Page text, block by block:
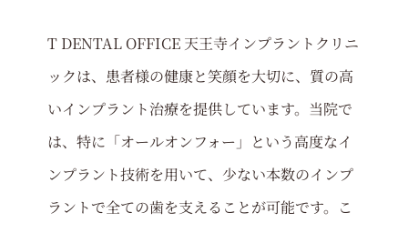
T DENTAL OFFICE 天王寺インプラントクリニ
ックは、患者様の健康と笑顔を大切に、質の高
いインプラント治療を提供しています。当院で
は、特に「オールオンフォー」という高度なイ
ンプラント技術を用いて、少ない本数のインプ
ラントで全ての歯を支えることが可能です。こ